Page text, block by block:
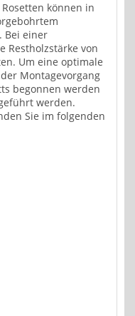
können in
Bei einer
Restholzstärke von
Um eine optimale
Montagevorgang
begonnen werden
werden.
Sie im folgenden